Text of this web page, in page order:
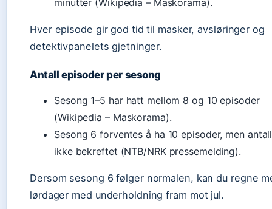
minutter (Wikipedia – Maskorama).
Hver episode gir god tid til masker, avsløringer og
detektivpanelets gjetninger.
Antall episoder per sesong
Sesong 1–5 har hatt mellom 8 og 10 episoder
(Wikipedia – Maskorama).
Sesong 6 forventes å ha 10 episoder, men
ikke bekreftet (NTB/NRK pressemelding).
Dersom sesong 6 følger normalen, kan du regne
lørdager med underholdning fram mot jul.